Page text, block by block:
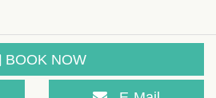
BOOK NOW